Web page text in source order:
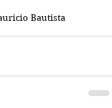
Bautista